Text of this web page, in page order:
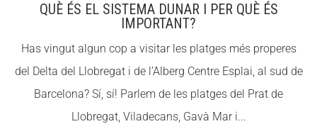
quan
QUÈ ÉS EL SISTEMA DUNAR I PER QUÈ ÉS
IMPORTANT?
Has vingut algun cop a visitar les platges més properes
del Delta del Llobregat i de l’Alberg Centre Esplai, al sud de
Barcelona? Sí, sí! Parlem de les platges del Prat de
Llobregat, Viladecans, Gavà Mar i...